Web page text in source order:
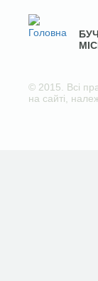
© 2015. Всі
на сайті,